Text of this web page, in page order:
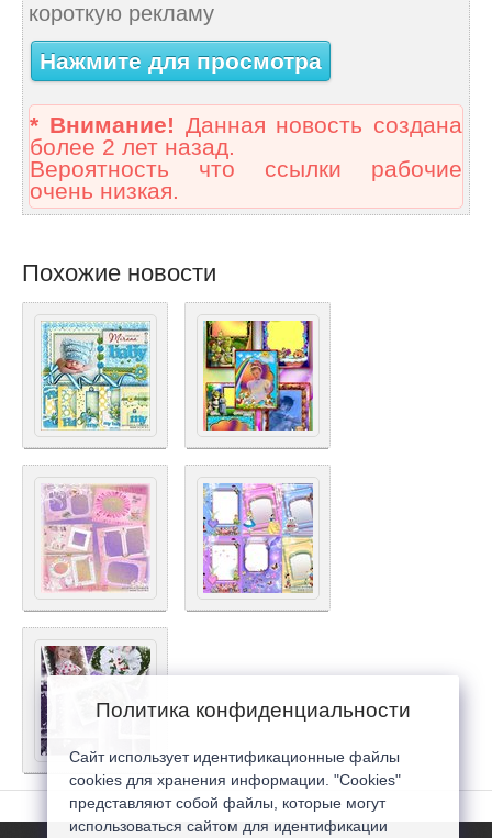
короткую рекламу
Нажмите для просмотра
* Внимание! Данная новость создана
более 2 лет назад.
Вероятность что ссылки рабочие
очень низкая.
Похожие новости
Политика конфиденциальности
Сайт использует идентификационные файлы
cookies для хранения информации. "Cookies"
представляют собой файлы, которые могут
использоваться сайтом для идентификации